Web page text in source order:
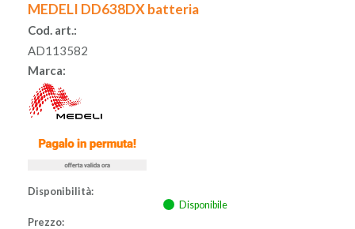
MEDELI DD638DX batteria
Cod. art.:
AD113582
Marca:
Disponibilità:
Disponibile
Prezzo: